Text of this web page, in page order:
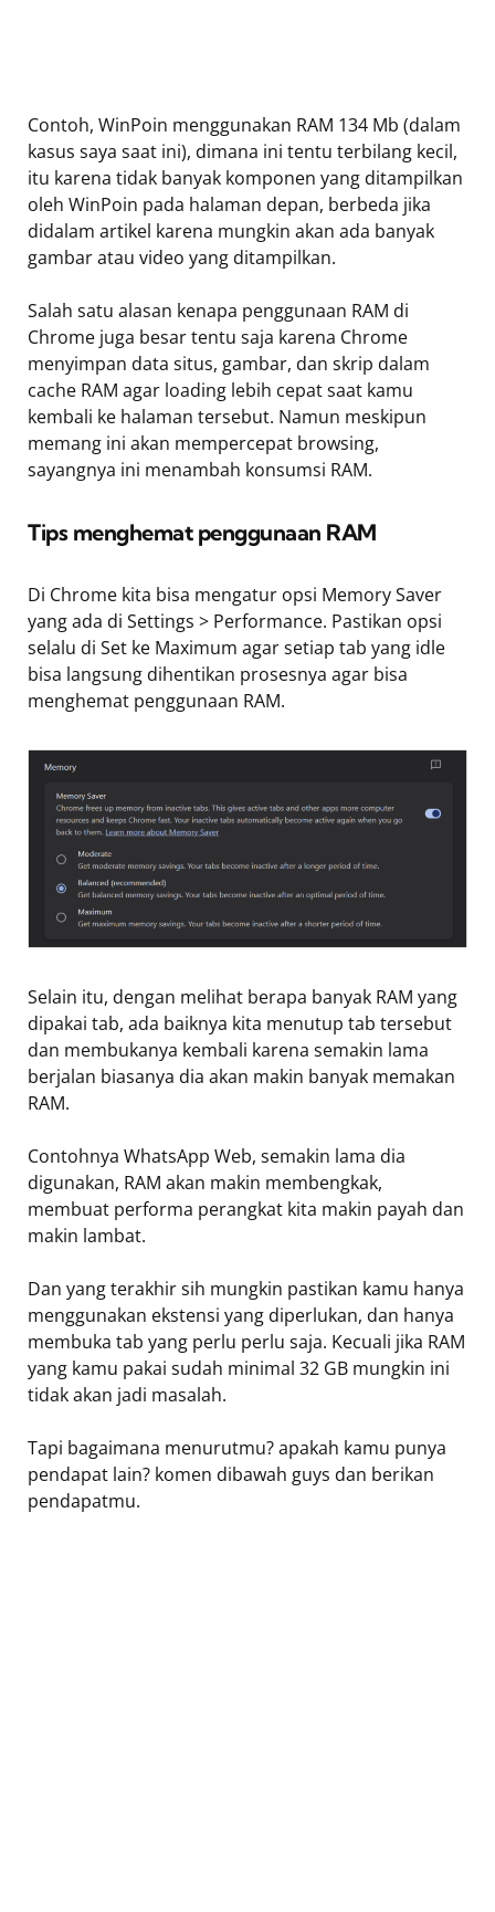
Contoh, WinPoin menggunakan RAM 134 Mb (dalam
kasus saya saat ini), dimana ini tentu terbilang kecil,
itu karena tidak banyak komponen yang ditampilkan
oleh WinPoin pada halaman depan, berbeda jika
didalam artikel karena mungkin akan ada banyak
gambar atau video yang ditampilkan.
Salah satu alasan kenapa penggunaan RAM di
Chrome juga besar tentu saja karena Chrome
menyimpan data situs, gambar, dan skrip dalam
cache RAM agar loading lebih cepat saat kamu
kembali ke halaman tersebut. Namun meskipun
memang ini akan mempercepat browsing,
sayangnya ini menambah konsumsi RAM.
Tips menghemat penggunaan RAM
Di Chrome kita bisa mengatur opsi Memory Saver
yang ada di Settings > Performance. Pastikan opsi
selalu di Set ke Maximum agar setiap tab yang idle
bisa langsung dihentikan prosesnya agar bisa
menghemat penggunaan RAM.
Selain itu, dengan melihat berapa banyak RAM yang
dipakai tab, ada baiknya kita menutup tab tersebut
dan membukanya kembali karena semakin lama
berjalan biasanya dia akan makin banyak memakan
RAM.
Contohnya WhatsApp Web, semakin lama dia
digunakan, RAM akan makin membengkak,
membuat performa perangkat kita makin payah dan
makin lambat.
Dan yang terakhir sih mungkin pastikan kamu hanya
menggunakan ekstensi yang diperlukan, dan hanya
membuka tab yang perlu perlu saja. Kecuali jika RAM
yang kamu pakai sudah minimal 32 GB mungkin ini
tidak akan jadi masalah.
Tapi bagaimana menurutmu? apakah kamu punya
pendapat lain? komen dibawah guys dan berikan
pendapatmu.